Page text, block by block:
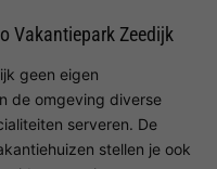
Vakantiepark Zeedijk
geen eigen
de omgeving diverse
serveren. De
stellen je ook